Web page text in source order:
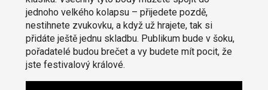
jednoho velkého kolapsu – přijedete pozdě,
nestihnete zvukovku, a když už hrajete, tak si
přidáte ještě jednu skladbu. Publikum bude v šoku,
pořadatelé budou brečet a vy budete mít pocit, že
jste festivalový králové.